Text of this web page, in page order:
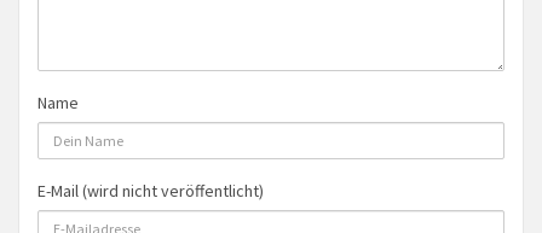
Name
E-Mail (wird nicht veröffentlicht)